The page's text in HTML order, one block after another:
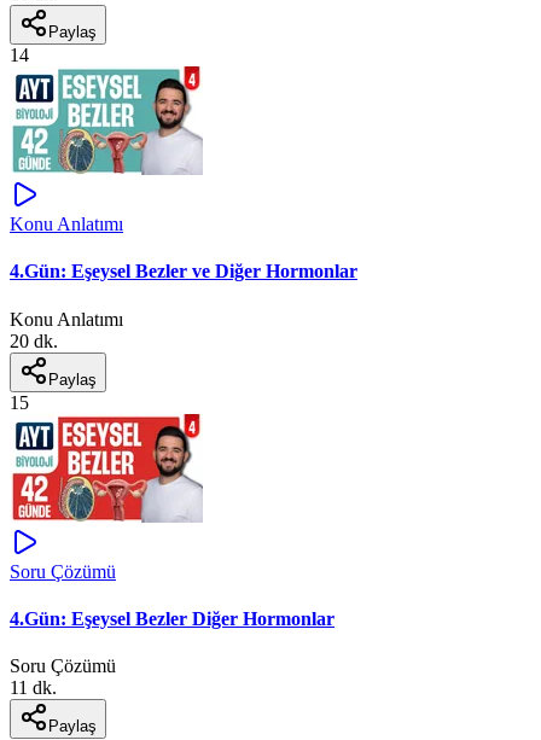
Paylaş
14
Konu Anlatımı
4.Gün: Eşeysel Bezler ve Diğer Hormonlar
Konu Anlatımı
20 dk.
Paylaş
15
Soru Çözümü
4.Gün: Eşeysel Bezler Diğer Hormonlar
Soru Çözümü
11 dk.
Paylaş